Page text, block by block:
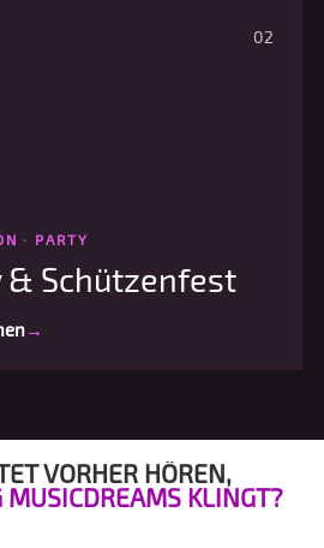
02
· PARTY
Schützenfest
→
VORHER HÖREN,
KLINGT?